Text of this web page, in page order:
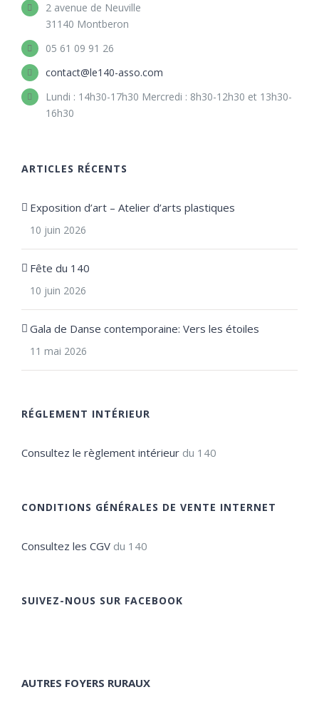
2 avenue de Neuville
31140 Montberon
05 61 09 91 26
contact@le140-asso.com
Lundi : 14h30-17h30 Mercredi : 8h30-12h30 et 13h30-
16h30
ARTICLES RÉCENTS
Exposition d’art – Atelier d’arts plastiques
10 juin 2026
Fête du 140
10 juin 2026
Gala de Danse contemporaine: Vers les étoiles
11 mai 2026
RÉGLEMENT INTÉRIEUR
Consultez le règlement intérieur du 140
CONDITIONS GÉNÉRALES DE VENTE INTERNET
Consultez les CGV du 140
SUIVEZ-NOUS SUR FACEBOOK
AUTRES FOYERS RURAUX